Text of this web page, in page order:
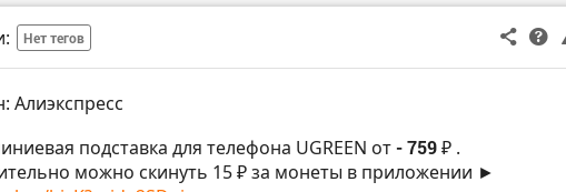
Нет тегов
Алиэкспресс
подставка для телефона UGREEN от- 759 ₽ .
можно скинуть 15 ₽ за монеты в приложении ►